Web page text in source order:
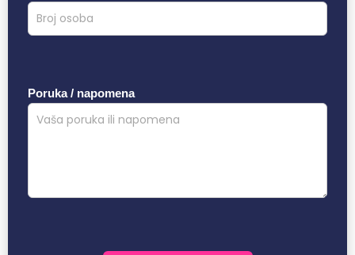
Poruka / napomena